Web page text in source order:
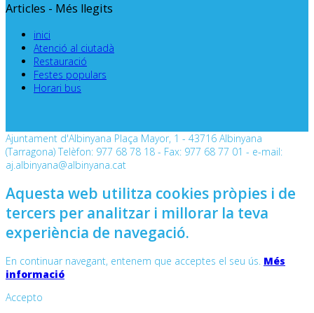
Articles - Més llegits
inici
Atenció al ciutadà
Restauració
Festes populars
Horari bus
Ajuntament d'Albinyana Plaça Mayor, 1 - 43716 Albinyana
(Tarragona) Telèfon: 977 68 78 18 - Fax: 977 68 77 01 - e-mail:
aj.albinyana@albinyana.cat
Aquesta web utilitza cookies pròpies i de
tercers per analitzar i millorar la teva
experiència de navegació.
En continuar navegant, entenem que acceptes el seu ús. Més
informació
Accepto